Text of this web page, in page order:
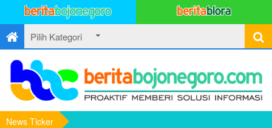
News Ticker